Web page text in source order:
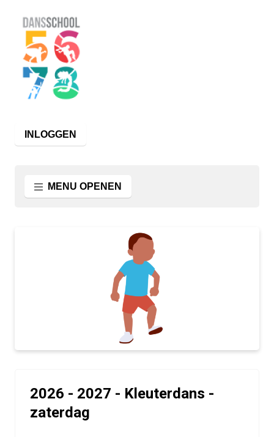
INLOGGEN
MENU OPENEN
2026 - 2027 - Kleuterdans -
zaterdag